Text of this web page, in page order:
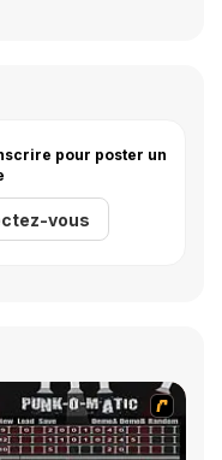
pour poster un
vous